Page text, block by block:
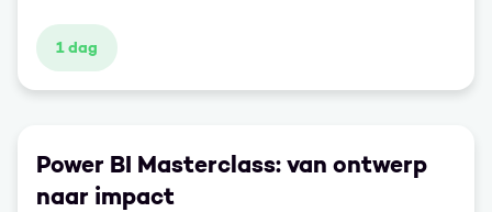
ontwerp? In deze training leer je hoe je de
informatiebehoefte van eindgebruikers scherp
bruikbaar en afgestemd zijn op wat écht nodig is.
1 dag
Power BI Masterclass: van ontwerp
naar impact